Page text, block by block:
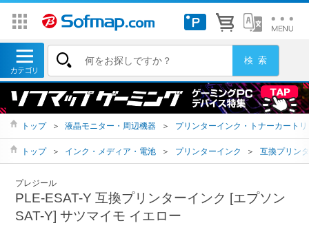
トップ ＞ 液晶モニター・周辺機器 ＞ プリンターインク・トナーカートリ
トップ ＞ インク・メディア・電池 ＞ プリンターインク ＞ 互換プリン
プレジール
PLE-ESAT-Y 互換プリンターインク [エプソン
SAT-Y] サツマイモ イエロー